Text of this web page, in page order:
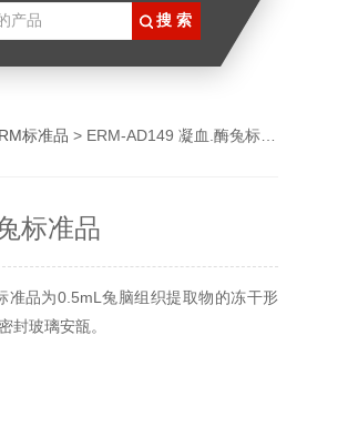
标准品 > ERM-AD149 凝血.酶兔标准品
标准品
准品为0.5mL兔脑组织提取物的冻干形
封玻璃安瓿。